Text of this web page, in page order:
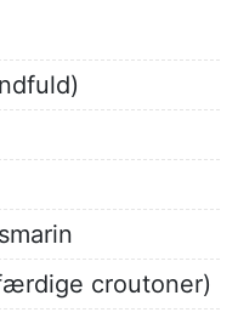
croutoner)